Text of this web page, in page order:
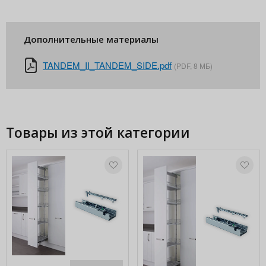
Дополнительные материалы
TANDEM_II_TANDEM_SIDE.pdf (PDF, 8 МБ)
Товары из этой категории